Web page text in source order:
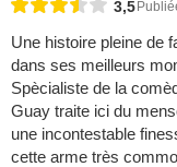
3,5
Une histoire pleine de
dans ses meilleurs
Spècialiste de la
Guay traite ici du
une incontestable
cette arme très